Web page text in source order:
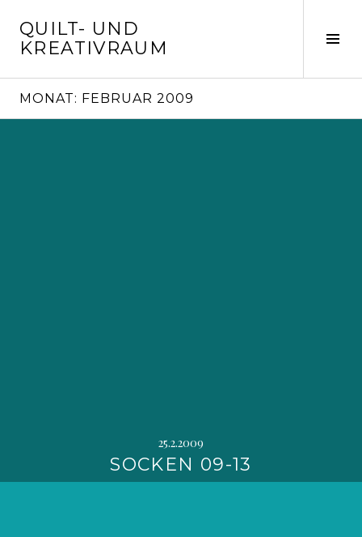
zum
Inhalt
QUILT- UND
KREATIVRAUM
MONAT: FEBRUAR 2009
25.2.2009
SOCKEN 09-13